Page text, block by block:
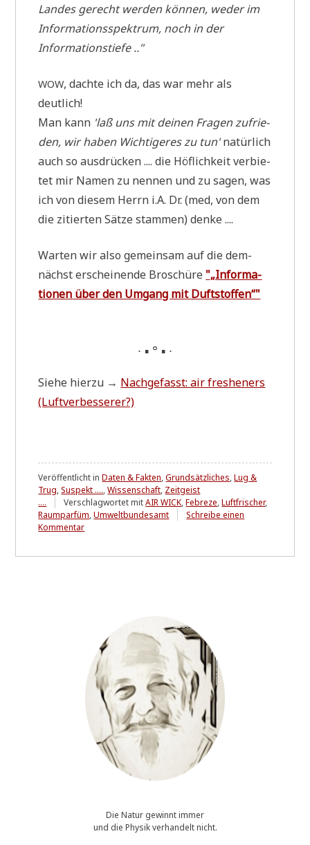
Lan­des gerecht wer­den kön­nen, weder im
Infor­ma­ti­ons­spek­trum, noch in der
Informationstiefe .."
WOW, dach­te ich da, das war mehr als
deutlich!
Man kann 'laß uns mit dei­nen Fra­gen zufrie­
den, wir haben Wich­ti­ge­res zu tun'natür­lich
auch so aus­drücken .... die Höf­lich­keit ver­bie­
tet mir Namen zu nen­nen und zu sagen, was
ich von die­sem Herrn i.A. Dr. (med, von dem
die zitier­ten Sät­ze stam­men) denke ....
War­ten wir also gemein­sam auf die dem­
nächst erschei­nen­de Bro­schü­re "„Infor­ma­
tio­nen über den Umgang mit Duftstoffen“"
∙ ▪ ° ▪ ∙
Sie­he hier­zu → Nach­ge­fasst: air fres­he­ners
(Luft­ver­bes­se­rer?)
Veröffentlicht inDaten & Fakten,Grundsätzliches,Lug &
Trug,Suspekt ....,Wissenschaft, Zeitgeist
....
Verschlagwortet mitAIR WICK,Febreze,Luftfrischer,
Raumparfüm,Umweltbundesamt
Schreibe einen
Kommentarzu
Die Natur gewinnt immer
und die Physik verhandelt nicht.